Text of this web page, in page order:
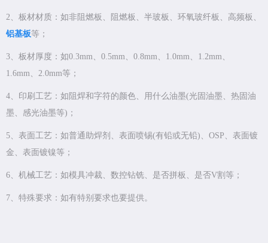
2、板材材质：如非阻燃板、阻燃板、半玻板、环氧玻纤板、高频板、
铝基板等；
3、板材厚度：如0.3mm、0.5mm、0.8mm、1.0mm、1.2mm、
1.6mm、2.0mm等；
4、印刷工艺：如阻焊和字符的颜色、用什么油墨(光固油墨、热固油
墨、感光油墨等)；
5、表面工艺：如普通助焊剂、表面喷锡(有铅或无铅)、OSP、表面镀
金、表面镀镍等；
6、机械工艺：如模具冲裁、数控钻铣、是否拼板、是否V割等；
7、特殊要求：如有特别要求也要提供。